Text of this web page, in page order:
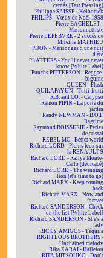
cernés [Test Pressing]
Philippe SAISSE - Kelbomek
PHILIPS - Vœux de Noël 1958
Pierre BACHELET -
Marionnettiste
Pierre LEFEBVRE - 2 succès de
Mireille MATHIEU
PIJON - Mensonges d'une nuit
d'été
PLATTERS - You'll never never
know [White Label]
Punchs PITTERSON - Reggae-
biguine
QUEEN - Flash
QUILAPAYUN - Tutti-frutti
R.B. and CO. - Calypso
Ramon PIPIN - La porte du
jardin
Randy NEWMAN - B.O.F.
Ragtime
Raymond BOISSERIE - Perles
de cristal
REBEL MC - Better world
Richard LORD - Pleins feux sur
la RENAULT 9
Richard LORD - Rallye Monte-
Carlo [dédicacé]
Richard LORD - The winning
lion (it's time to go)
Richard MARX - Keep coming
back
Richard MARX - Now and
forever
Richard SANDERSON - Check
on the list [White Label]
Richard SANDERSON - She's a
lady
RICKY AMIGOS - Téquila
RIGHTEOUS BROTHERS -
Unchained melody
Rika ZARAÏ - Hallelou
RITA MITSOUKO - Don't